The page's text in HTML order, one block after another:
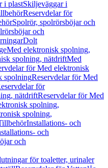
i plastSkiljeväggar i
Reservdelar för
Spolrör, spolrörsböjar och
och
Dolt
Med elektronisk spolning,
spolning, nätdriftMed
för Med elektronisk
spolningReservdelar för Med
för
nätdriftReservdelar för Med
spolning,
spolning,
Installations- och
och
och
för toaletter, urinaler